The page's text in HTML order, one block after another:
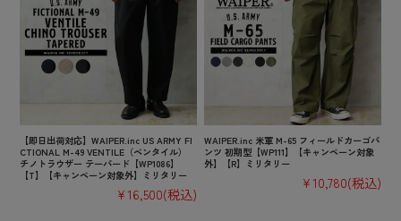
【即日出荷対応】WAIPER.inc US ARMY FI
CTIONAL M-49 VENTILE（ベンタイル）
チノトラウザー テーパード【WP1086】
【T】【キャンペーン対象外】ミリタリー
¥16,500(税込)
WAIPER.inc 米軍 M-65 フィールドカーゴパ
ンツ 初期型【WP111】【キャンペーン対象
外】【R】ミリタリー
¥10,780(税込)